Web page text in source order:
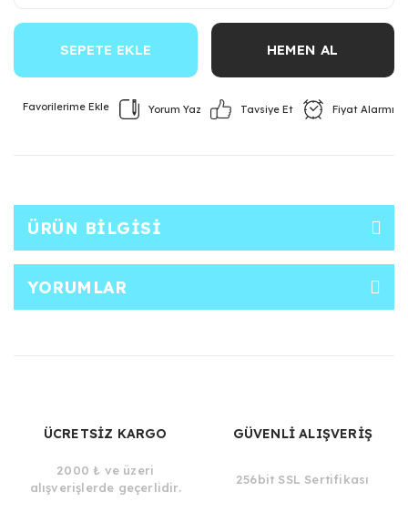
SEPETE EKLE HEMEN AL
Yorum Yaz Tavsiye Et Fiyat Alarmı
ÜRÜN BILGISI
YORUMLAR
ÜCRETSİZ KARGO
2000 ₺ ve üzeri
alışverişlerde geçerlidir.
GÜVENLİ ALIŞVERİŞ
256bit SSL Sertifikası